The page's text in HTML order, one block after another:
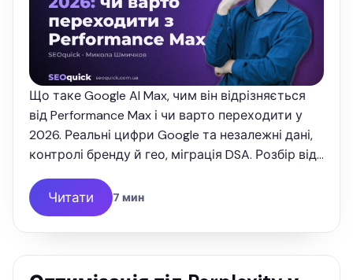
Що таке Google AI Max, чим він відрізняється
від Performance Max і чи варто переходити у
2026. Реальні цифри Google та незалежні дані,
контролі бренду й гео, міграція DSA. Розбір від
SEOquick.
Читати 7 мин